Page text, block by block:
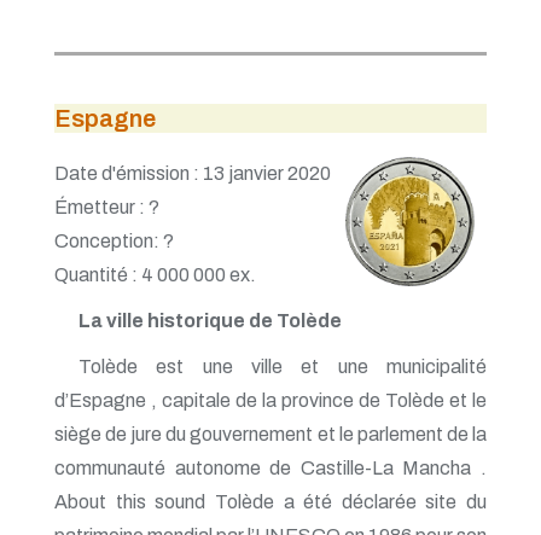
Espagne
Date d'émission : 13 janvier 2020
Émetteur : ?
Conception: ?
Quantité : 4 000 000 ex.
La ville historique de Tolède
Tolède est une ville et une municipalité
d’Espagne , capitale de la province de Tolède et le
siège de jure du gouvernement et le parlement de la
communauté autonome de Castille-La Mancha .
About this sound Tolède a été déclarée site du